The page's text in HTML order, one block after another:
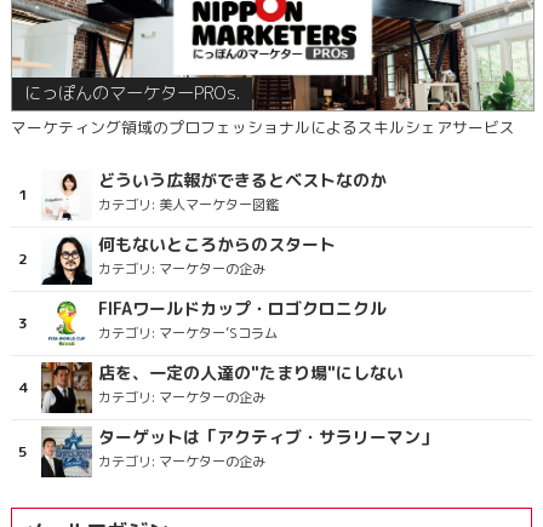
にっぽんのマーケターPROs.
マーケティング領域のプロフェッショナルによるスキルシェアサービス
どういう広報ができるとベストなのか
カテゴリ: 美人マーケター図鑑
何もないところからのスタート
カテゴリ: マーケターの企み
FIFAワールドカップ・ロゴクロニクル
カテゴリ: マーケター’Sコラム
店を、一定の人達の"たまり場"にしない
カテゴリ: マーケターの企み
ターゲットは「アクティブ・サラリーマン」
カテゴリ: マーケターの企み